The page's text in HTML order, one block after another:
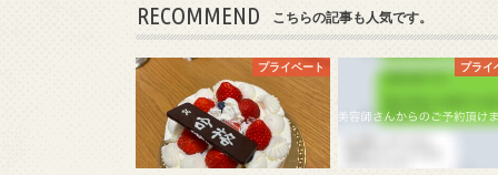
RECOMMEND こちらの記事も人気です。
プライベート プライ